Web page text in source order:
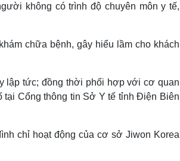
không có trình độ chuyên môn y tế,
chữa bệnh, gây hiểu lầm cho khách
lập tức; đồng thời phối hợp với cơ quan
Cổng thông tin Sở Y tế tỉnh Điện Biên
chỉ hoạt động của cơ sở Jiwon Korea